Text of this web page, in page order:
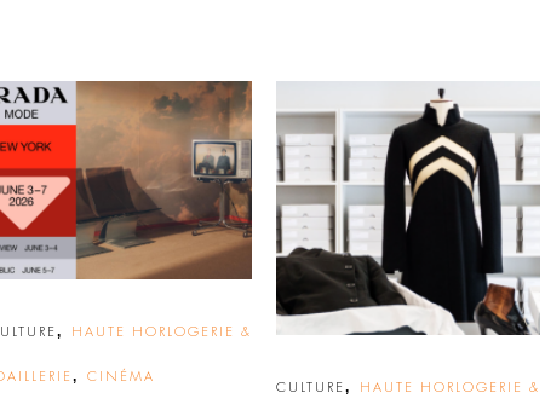
, HAUTE HORLOGERIE &
, CINÉMA
CULTURE , HAUTE HORLOGERIE &